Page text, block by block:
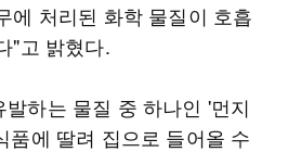
에 처리된 화학 물질이 호흡
"고 밝혔다.
하는 물질 중 하나인 '먼지
품에 딸려 집으로 들어올 수